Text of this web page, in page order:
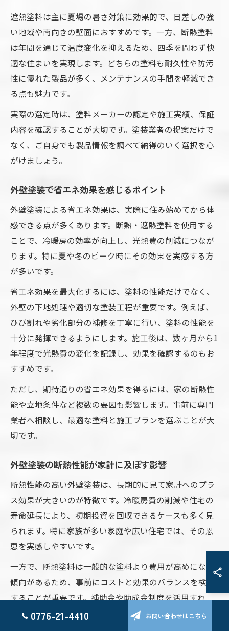
遮熱塗料は主に夏場の暑さ対策に効果的で、日差しの強
い地域や南向きの壁面におすすめです。一方、断熱塗料
は年間を通じて温度変化を抑えるため、四季を問わず快
適な住まいを実現します。どちらの塗料も耐久性や防汚
性に優れた製品が多く、メンテナンスの手間を軽減でき
る点も魅力です。
実際の選定時は、塗料メーカーの認定や施工実績、保証
内容を確認することが大切です。塗装業者の提案だけで
なく、ご自身でも製品情報を調べて納得のいく選択を心
がけましょう。
外壁塗装で省エネ効果を感じるポイント
外壁塗装による省エネ効果は、実際に住み始めてから体
感できる点が多くあります。断熱・遮熱塗料を使用する
ことで、冷暖房の効率が向上し、光熱費の削減につなが
ります。特に夏や冬のピーク時にその効果を実感する方
が多いです。
省エネ効果を最大化するには、塗料の性能だけでなく、
外壁の下地処理や適切な塗装工程が重要です。例えば、
ひび割れや劣化部分の補修を丁寧に行い、塗料の性能を
十分に発揮できるようにします。施工後は、数ヶ月から1
年程度で光熱費の変化を記録し、効果を確認するのもお
すすめです。
ただし、期待通りの省エネ効果を得るには、家の断熱性
能や立地条件など複数の要因も影響します。事前に専門
業者へ相談し、最適な塗料と施工プランを選ぶことが大
切です。
外壁塗装の断熱性能が家計に及ぼす影響
断熱性能の高い外壁塗装は、長期的に見て家計へのプラ
ス効果が大きいのが特徴です。冷暖房費の削減や住宅の
寿命延長により、初期投資を回収できるケースも多く見
られます。特に家族が多い家庭や広い住宅では、その恩
恵を実感しやすいです。
一方で、断熱塗料は一般的な塗料より費用が高めになる
傾向があるため、事前にコストと効果のバランスを検討
することが重要です。補助金や助成金制度を活用すれ
ば、初期費用を抑えつつ高性能な塗料を選択できます。
0776-21-4410 お問い合わせはこちら